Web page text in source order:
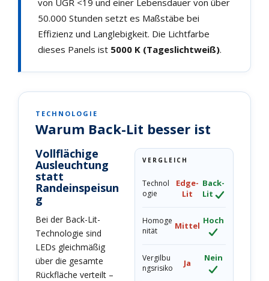
von UGR <19 und einer Lebensdauer von über
50.000 Stunden setzt es Maßstäbe bei
Effizienz und Langlebigkeit. Die Lichtfarbe
dieses Panels ist 5000 K (Tageslichtweiß).
TECHNOLOGIE
Warum Back-Lit besser ist
Vollflächige
Ausleuchtung
statt
Randeinspeisun
g
Bei der Back-Lit-
Technologie sind
LEDs gleichmäßig
über die gesamte
Rückfläche verteilt –
VERGLEICH
Technol
ogie
Edge-
Lit
Back-
Lit
Homoge
nität
Mittel Hoch
Vergilbu
ngsrisiko
Ja Nein